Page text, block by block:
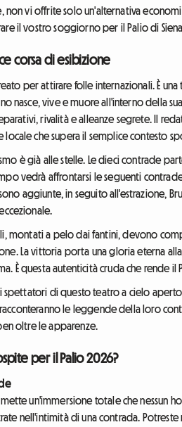
non vi offrite solo un'alternativa
il vostro soggiorno per il Palio di
corsa di esibizione
per attirare folle internazionali. È
nasce, vive e muore all'interno della
rivalità e alleanze segrete. Il
che supera il semplice contesto
è già alle stelle. Le dieci contrade
vedrà affrontarsi le seguenti
aggiunte, in seguito all'estrazione,
montati a pelo dai fantini, devono
La vittoria porta una gloria eterna
È questa autenticità cruda che rende il
spettatori di questo teatro a cielo
le leggende della loro
oltre le apparenze.
per il Palio 2026?
un'immersione totale che nessun
nell'intimità di una contrada.